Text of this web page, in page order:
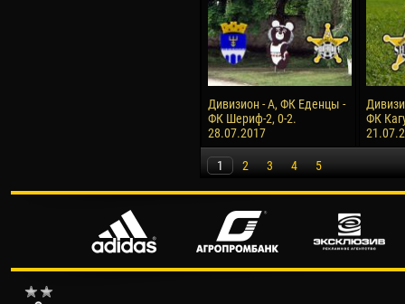
Дивизион - А, ФК Еденцы -
ФК Шериф-2, 0-2.
28.07.2017
ФК
1 2 3 4 5